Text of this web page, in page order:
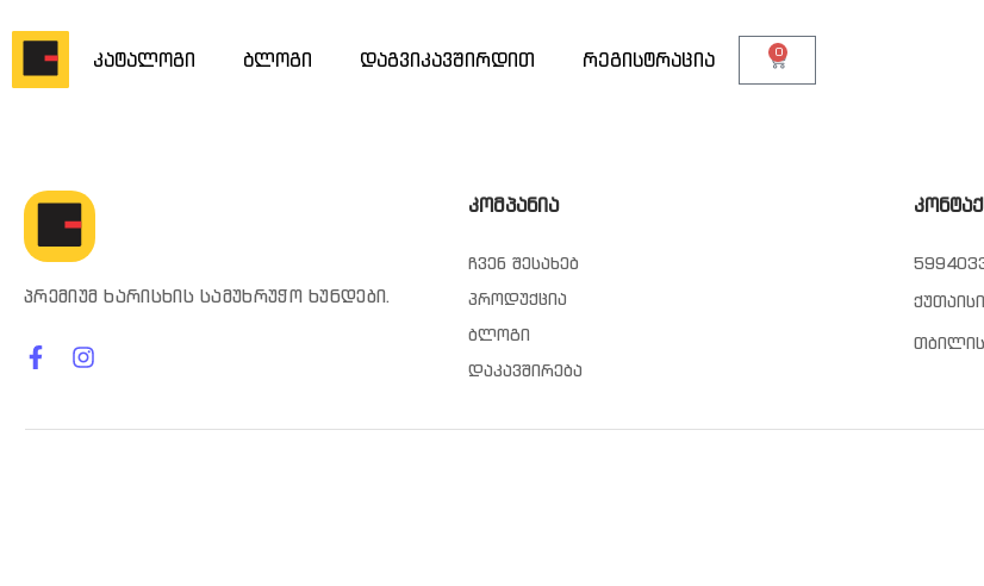
კატალოგი ბლოგი დაგვიკავშირდით რეგისტრაცია 0
პრემიუმ ხარისხის სამუხრუჭო ხუნდები.
კომპანია
ჩვენ შესახებ
პროდუქცია
ბლოგი
დაკავშირება